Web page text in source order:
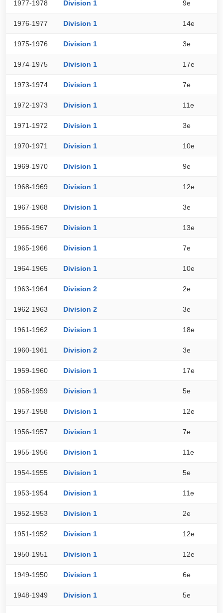
1977-1978 Division 1 9e
1976-1977 Division 1 14e
1975-1976 Division 1 3e
1974-1975 Division 1 17e
1973-1974 Division 1 7e
1972-1973 Division 1 11e
1971-1972 Division 1 3e
1970-1971 Division 1 10e
1969-1970 Division 1 9e
1968-1969 Division 1 12e
1967-1968 Division 1 3e
1966-1967 Division 1 13e
1965-1966 Division 1 7e
1964-1965 Division 1 10e
1963-1964 Division 2 2e
1962-1963 Division 2 3e
1961-1962 Division 1 18e
1960-1961 Division 2 3e
1959-1960 Division 1 17e
1958-1959 Division 1 5e
1957-1958 Division 1 12e
1956-1957 Division 1 7e
1955-1956 Division 1 11e
1954-1955 Division 1 5e
1953-1954 Division 1 11e
1952-1953 Division 1 2e
1951-1952 Division 1 12e
1950-1951 Division 1 12e
1949-1950 Division 1 6e
1948-1949 Division 1 5e